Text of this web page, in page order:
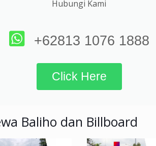
Hubungi Kami
+62813 1076 1888
Click Here
Baliho dan Billboard